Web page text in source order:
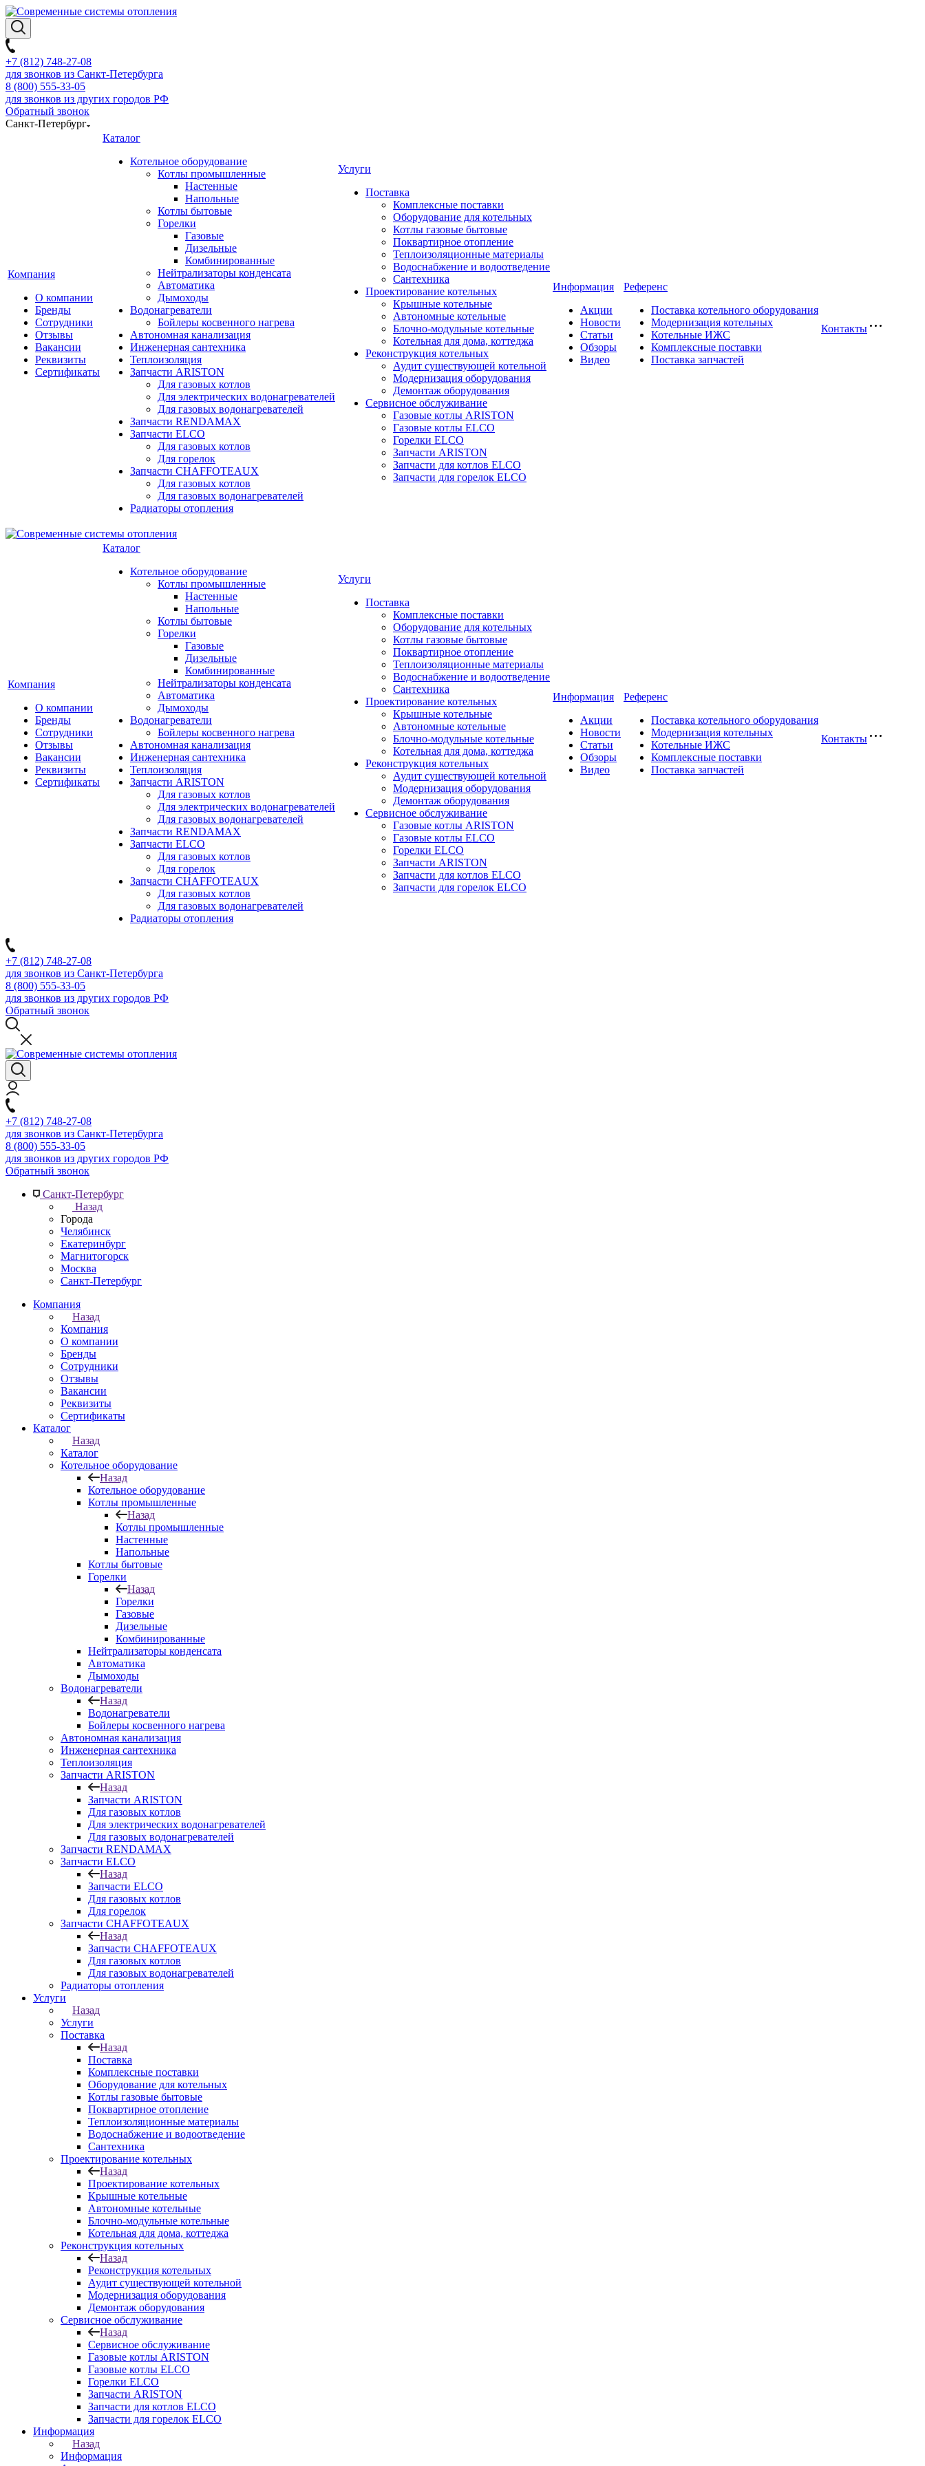
+7 (812) 748-27-08
для звонков из Санкт-Петербурга
8 (800) 555-33-05
для звонков из других городов РФ
Обратный звонок
Санкт-Петербург
Компания
О компании
Бренды
Сотрудники
Отзывы
Вакансии
Реквизиты
Сертификаты
Каталог
Котельное оборудование
Котлы промышленные
Настенные
Напольные
Котлы бытовые
Горелки
Газовые
Дизельные
Комбинированные
Нейтрализаторы конденсата
Автоматика
Дымоходы
Водонагреватели
Бойлеры косвенного нагрева
Автономная канализация
Инженерная сантехника
Теплоизоляция
Запчасти ARISTON
Для газовых котлов
Для электрических водонагревателей
Для газовых водонагревателей
Запчасти RENDAMAX
Запчасти ELCO
Для газовых котлов
Для горелок
Запчасти CHAFFOTEAUX
Для газовых котлов
Для газовых водонагревателей
Радиаторы отопления
Услуги
Поставка
Комплексные поставки
Оборудование для котельных
Котлы газовые бытовые
Поквартирное отопление
Теплоизоляционные материалы
Водоснабжение и водоотведение
Сантехника
Проектирование котельных
Крышные котельные
Автономные котельные
Блочно-модульные котельные
Котельная для дома, коттеджа
Реконструкция котельных
Аудит существующей котельной
Модернизация оборудования
Демонтаж оборудования
Сервисное обслуживание
Газовые котлы ARISTON
Газовые котлы ELCO
Горелки ELCO
Запчасти ARISTON
Запчасти для котлов ELCO
Запчасти для горелок ELCO
Информация
Акции
Новости
Статьи
Обзоры
Видео
Референс
Поставка котельного оборудования
Модернизация котельных
Котельные ИЖС
Комплексные поставки
Поставка запчастей
Контакты
Компания
О компании
Бренды
Сотрудники
Отзывы
Вакансии
Реквизиты
Сертификаты
Каталог
Котельное оборудование
Котлы промышленные
Настенные
Напольные
Котлы бытовые
Горелки
Газовые
Дизельные
Комбинированные
Нейтрализаторы конденсата
Автоматика
Дымоходы
Водонагреватели
Бойлеры косвенного нагрева
Автономная канализация
Инженерная сантехника
Теплоизоляция
Запчасти ARISTON
Для газовых котлов
Для электрических водонагревателей
Для газовых водонагревателей
Запчасти RENDAMAX
Запчасти ELCO
Для газовых котлов
Для горелок
Запчасти CHAFFOTEAUX
Для газовых котлов
Для газовых водонагревателей
Радиаторы отопления
Услуги
Поставка
Комплексные поставки
Оборудование для котельных
Котлы газовые бытовые
Поквартирное отопление
Теплоизоляционные материалы
Водоснабжение и водоотведение
Сантехника
Проектирование котельных
Крышные котельные
Автономные котельные
Блочно-модульные котельные
Котельная для дома, коттеджа
Реконструкция котельных
Аудит существующей котельной
Модернизация оборудования
Демонтаж оборудования
Сервисное обслуживание
Газовые котлы ARISTON
Газовые котлы ELCO
Горелки ELCO
Запчасти ARISTON
Запчасти для котлов ELCO
Запчасти для горелок ELCO
Информация
Акции
Новости
Статьи
Обзоры
Видео
Референс
Поставка котельного оборудования
Модернизация котельных
Котельные ИЖС
Комплексные поставки
Поставка запчастей
Контакты
+7 (812) 748-27-08
для звонков из Санкт-Петербурга
8 (800) 555-33-05
для звонков из других городов РФ
Обратный звонок
+7 (812) 748-27-08
для звонков из Санкт-Петербурга
8 (800) 555-33-05
для звонков из других городов РФ
Обратный звонок
Санкт-Петербург
Назад
Города
Челябинск
Екатеринбург
Магнитогорск
Москва
Санкт-Петербург
Компания
Назад
Компания
О компании
Бренды
Сотрудники
Отзывы
Вакансии
Реквизиты
Сертификаты
Каталог
Назад
Каталог
Котельное оборудование
Назад
Котельное оборудование
Котлы промышленные
Назад
Котлы промышленные
Настенные
Напольные
Котлы бытовые
Горелки
Назад
Горелки
Газовые
Дизельные
Комбинированные
Нейтрализаторы конденсата
Автоматика
Дымоходы
Водонагреватели
Назад
Водонагреватели
Бойлеры косвенного нагрева
Автономная канализация
Инженерная сантехника
Теплоизоляция
Запчасти ARISTON
Назад
Запчасти ARISTON
Для газовых котлов
Для электрических водонагревателей
Для газовых водонагревателей
Запчасти RENDAMAX
Запчасти ELCO
Назад
Запчасти ELCO
Для газовых котлов
Для горелок
Запчасти CHAFFOTEAUX
Назад
Запчасти CHAFFOTEAUX
Для газовых котлов
Для газовых водонагревателей
Радиаторы отопления
Услуги
Назад
Услуги
Поставка
Назад
Поставка
Комплексные поставки
Оборудование для котельных
Котлы газовые бытовые
Поквартирное отопление
Теплоизоляционные материалы
Водоснабжение и водоотведение
Сантехника
Проектирование котельных
Назад
Проектирование котельных
Крышные котельные
Автономные котельные
Блочно-модульные котельные
Котельная для дома, коттеджа
Реконструкция котельных
Назад
Реконструкция котельных
Аудит существующей котельной
Модернизация оборудования
Демонтаж оборудования
Сервисное обслуживание
Назад
Сервисное обслуживание
Газовые котлы ARISTON
Газовые котлы ELCO
Горелки ELCO
Запчасти ARISTON
Запчасти для котлов ELCO
Запчасти для горелок ELCO
Информация
Назад
Информация